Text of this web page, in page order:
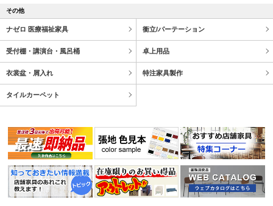
その他
ナゼロ 医療福祉家具 衝立/パーテーション
受付棚・講演台・風呂桶 卓上用品
衣裳盆・屑入れ 特注家具製作
タイルカーペット